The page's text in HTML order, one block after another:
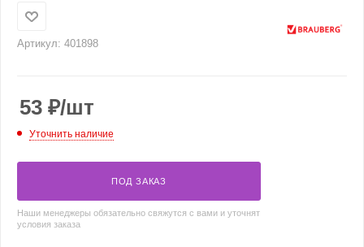
Артикул: 401898
53 ₽/шт
Уточнить наличие
ПОД ЗАКАЗ
Наши менеджеры обязательно свяжутся с вами и уточнят
условия заказа